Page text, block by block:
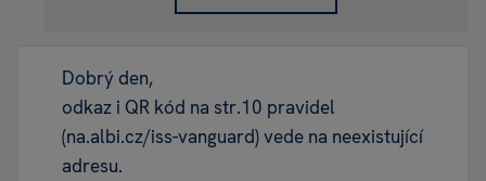
Dobrý den,
odkaz i QR kód na str.10 pravidel
(na.albi.cz/iss-vanguard) vede na neexistující
adresu.